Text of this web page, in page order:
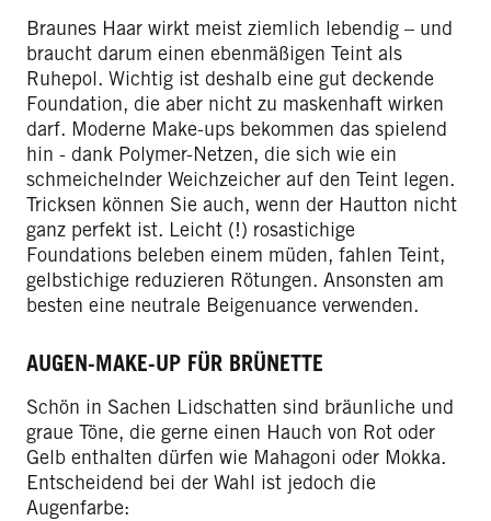
Braunes Haar wirkt meist ziemlich lebendig – und
braucht darum einen ebenmäßigen Teint als
Ruhepol. Wichtig ist deshalb eine gut deckende
Foundation, die aber nicht zu maskenhaft wirken
darf. Moderne Make-ups bekommen das spielend
hin - dank Polymer-Netzen, die sich wie ein
schmeichelnder Weichzeicher auf den Teint legen.
Tricksen können Sie auch, wenn der Hautton nicht
ganz perfekt ist. Leicht (!) rosastichige
Foundations beleben einem müden, fahlen Teint,
gelbstichige reduzieren Rötungen. Ansonsten am
besten eine neutrale Beigenuance verwenden.
AUGEN-MAKE-UP FÜR BRÜNETTE
Schön in Sachen Lidschatten sind bräunliche und
graue Töne, die gerne einen Hauch von Rot oder
Gelb enthalten dürfen wie Mahagoni oder Mokka.
Entscheidend bei der Wahl ist jedoch die
Augenfarbe: